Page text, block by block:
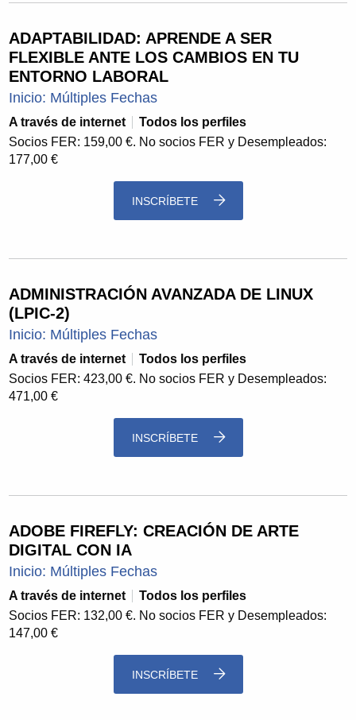
ADAPTABILIDAD: APRENDE A SER
FLEXIBLE ANTE LOS CAMBIOS EN TU
ENTORNO LABORAL
Inicio: Múltiples Fechas
A través de internet
Todos los perfiles
Socios FER: 159,00 €. No socios FER y Desempleados:
177,00 €
INSCRÍBETE
ADMINISTRACIÓN AVANZADA DE LINUX
(LPIC-2)
Inicio: Múltiples Fechas
A través de internet
Todos los perfiles
Socios FER: 423,00 €. No socios FER y Desempleados:
471,00 €
INSCRÍBETE
ADOBE FIREFLY: CREACIÓN DE ARTE
DIGITAL CON IA
Inicio: Múltiples Fechas
A través de internet
Todos los perfiles
Socios FER: 132,00 €. No socios FER y Desempleados:
147,00 €
INSCRÍBETE